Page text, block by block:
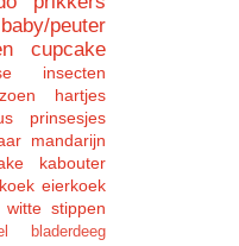
baby/peuter
cupcake
insecten
hartjes
prinsesjes
mandarijn
kabouter
eierkoek
stippen
bladerdeeg